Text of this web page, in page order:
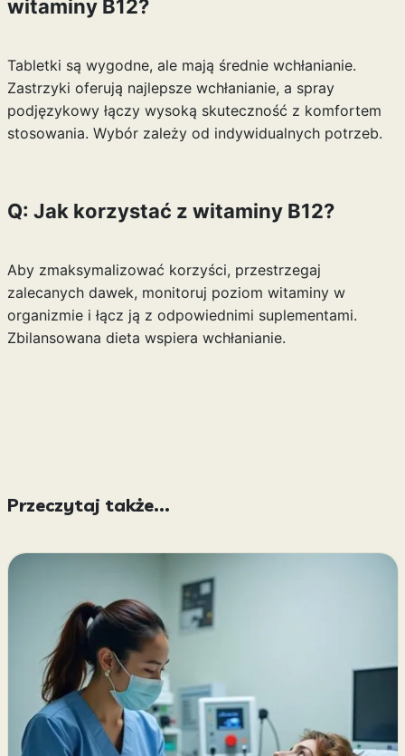
witaminy B12?
Tabletki są wygodne, ale mają średnie wchłanianie.
Zastrzyki oferują najlepsze wchłanianie, a spray
podjęzykowy łączy wysoką skuteczność z komfortem
stosowania. Wybór zależy od indywidualnych potrzeb.
Q: Jak korzystać z witaminy B12?
Aby zmaksymalizować korzyści, przestrzegaj
zalecanych dawek, monitoruj poziom witaminy w
organizmie i łącz ją z odpowiednimi suplementami.
Zbilansowana dieta wspiera wchłanianie.
Przeczytaj także...